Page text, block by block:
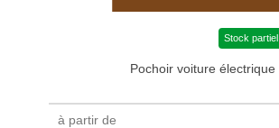
Stock partiel
Pochoir voiture électrique
à partir de